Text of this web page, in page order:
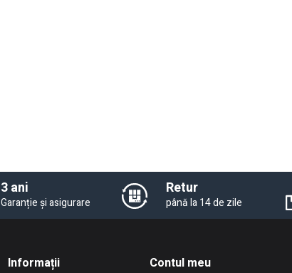
3 ani
Garanție și asigurare
Retur
până la 14 de zile
Informații Contul meu